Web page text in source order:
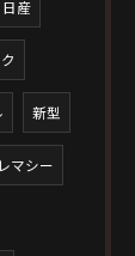
日産
新型
マシー